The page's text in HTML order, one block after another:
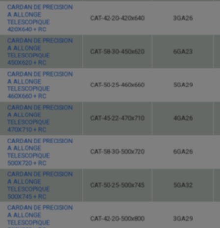
CARDAN DE PRECISION
A ALLONGE
TELESCOPIQUE
420X640 + RC
CAT-42-20-420x640 3GA26
CARDAN DE PRECISION
A ALLONGE
TELESCOPIQUE
450X620 + RC
CAT-58-30-450x620 6GA23
CARDAN DE PRECISION
A ALLONGE
TELESCOPIQUE
460X660 + RC
CAT-50-25-460x660 5GA29
CARDAN DE PRECISION
A ALLONGE
TELESCOPIQUE
470X710 + RC
CAT-45-22-470x710 4GA26
CARDAN DE PRECISION
A ALLONGE
TELESCOPIQUE
500X720 + RC
CAT-58-30-500x720 6GA26
CARDAN DE PRECISION
A ALLONGE
TELESCOPIQUE
500X745 + RC
CAT-50-25-500x745 5GA32
CARDAN DE PRECISION
A ALLONGE
TELESCOPIQUE
CAT-42-20-500x800 3GA29